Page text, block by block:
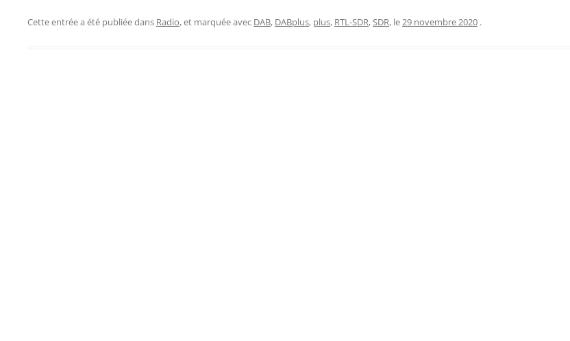
Cette entrée a été publiée dans Radio, et marquée avec DAB, DABplus, plus, RTL-SDR,SDR, le29 novembre 2020 .